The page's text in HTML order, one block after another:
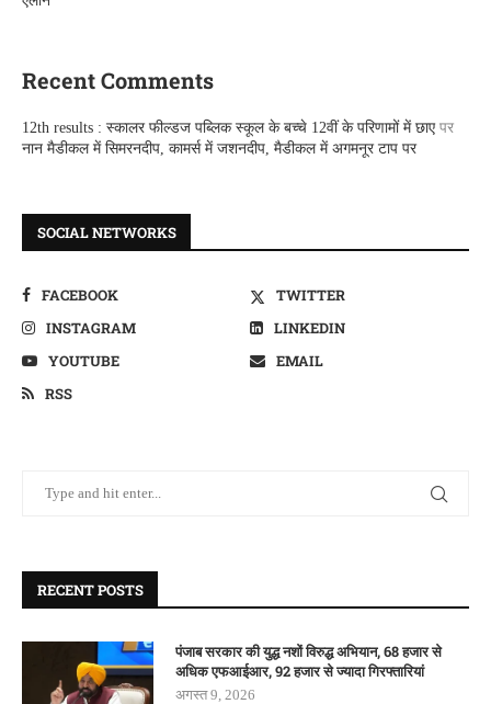
Recent Comments
12th results : स्कालर फील्डज पब्लिक स्कूल के बच्चे 12वीं के परिणामों में छाएपर
नान मैडीकल में सिमरनदीप, कामर्स में जशनदीप, मैडीकल में अगमनूर टाप पर
SOCIAL NETWORKS
FACEBOOK
TWITTER
INSTAGRAM
LINKEDIN
YOUTUBE
EMAIL
RSS
RECENT POSTS
पंजाब सरकार की युद्ध नशों विरुद्ध अभियान, 68 हजार से
अधिक एफआईआर, 92 हजार से ज्यादा गिरफ्तारियां
अगस्त 9, 2026